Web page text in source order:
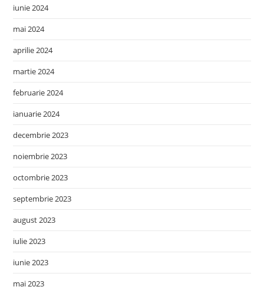
iunie 2024
mai 2024
aprilie 2024
martie 2024
februarie 2024
ianuarie 2024
decembrie 2023
noiembrie 2023
octombrie 2023
septembrie 2023
august 2023
iulie 2023
iunie 2023
mai 2023